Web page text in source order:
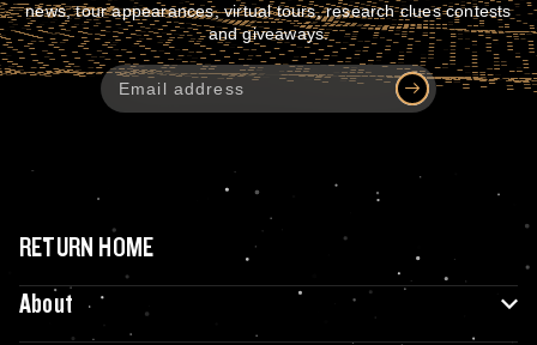
news, tour appearances, virtual tours, research clues contests
and giveaways.
RETURN HOME
About